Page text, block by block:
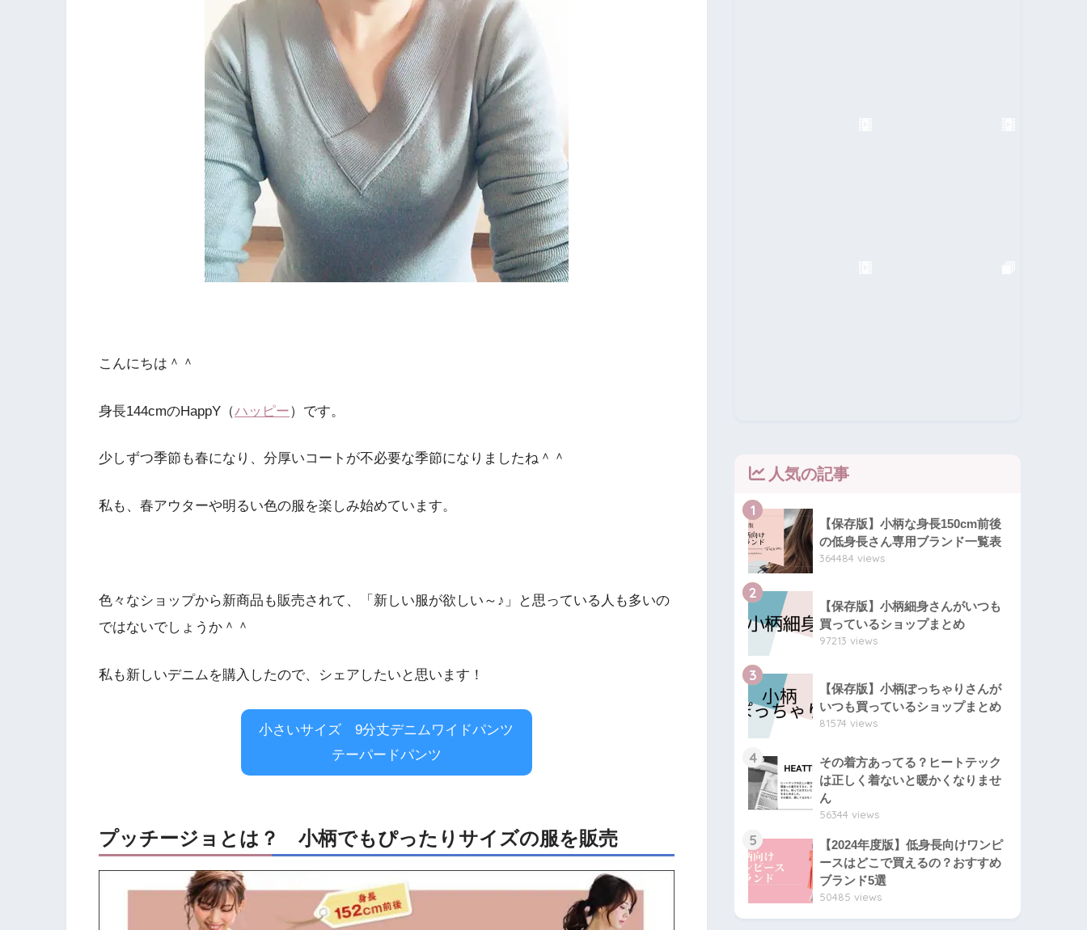
こんにちは＾＾
身長144cmのHappY（ハッピー）です。
少しずつ季節も春になり、分厚いコートが不必要な季節になりましたね＾＾
私も、春アウターや明るい色の服を楽しみ始めています。
色々なショップから新商品も販売されて、「新しい服が欲しい～♪」と思っている人も多いの
ではないでしょうか＾＾
私も新しいデニムを購入したので、シェアしたいと思います！
小さいサイズ 9分丈デニムワイドパンツ
テーパードパンツ
プッチージョとは？ 小柄でもぴったりサイズの服を販売
人気の記事
1
【保存版】小柄な身長150cm前後
の低身長さん専用ブランド一覧表
364484 views
2
【保存版】小柄細身さんがいつも
買っているショップまとめ
97213 views
3
【保存版】小柄ぽっちゃりさんが
いつも買っているショップまとめ
81574 views
4
その着方あってる？ヒートテック
は正しく着ないと暖かくなりませ
ん
56344 views
5
【2024年度版】低身長向けワンピ
ースはどこで買えるの？おすすめ
ブランド5選
50485 views